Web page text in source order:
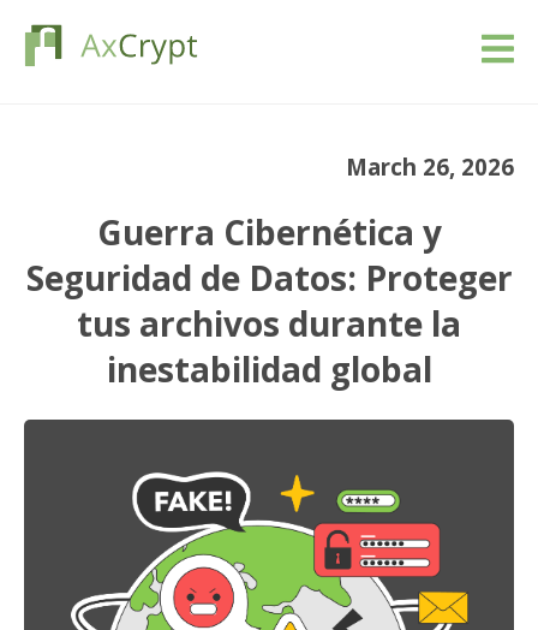
Industrias
March 26, 2026
Guerra Cibernética y
Seguridad de Datos: Proteger
tus archivos durante la
inestabilidad global